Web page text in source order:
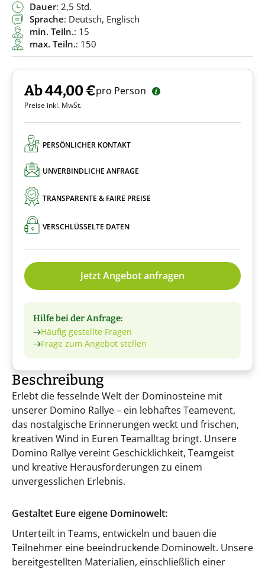
Dauer: 2,5 Std.
Sprache: Deutsch, Englisch
min. Teiln.: 15
max. Teiln.: 150
Ab 44,00 €pro Person
Preise inkl. MwSt.
PERSÖNLICHER KONTAKT
UNVERBINDLICHE ANFRAGE
TRANSPARENTE & FAIRE PREISE
VERSCHLÜSSELTE DATEN
Jetzt Angebot anfragen
Hilfe bei der Anfrage:
Häufig gestellte Fragen
Frage zum Angebot stellen
Beschreibung
Erlebt die fesselnde Welt der Dominosteine mit
unserer Domino Rallye – ein lebhaftes Teamevent,
das nostalgische Erinnerungen weckt und frischen,
kreativen Wind in Euren Teamalltag bringt. Unsere
Domino Rallye vereint Geschicklichkeit, Teamgeist
und kreative Herausforderungen zu einem
unvergesslichen Erlebnis.
Gestaltet Eure eigene Dominowelt:
Unterteilt in Teams, entwickeln und bauen die
Teilnehmer eine beeindruckende Dominowelt. Unsere
bereitgestellten Materialien, einschließlich einer